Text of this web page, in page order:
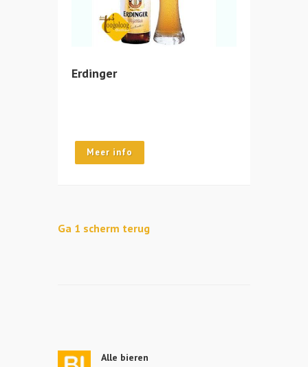
Erdinger
Meer info
Ga 1 scherm terug
Alle bieren